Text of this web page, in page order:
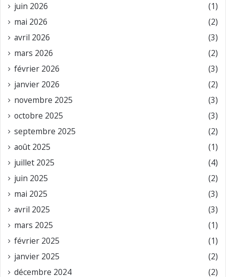
juin 2026
(1)
mai 2026
(2)
avril 2026
(3)
mars 2026
(2)
février 2026
(3)
janvier 2026
(2)
novembre 2025
(3)
octobre 2025
(3)
septembre 2025
(2)
août 2025
(1)
juillet 2025
(4)
juin 2025
(2)
mai 2025
(3)
avril 2025
(3)
mars 2025
(1)
février 2025
(1)
janvier 2025
(2)
décembre 2024
(2)